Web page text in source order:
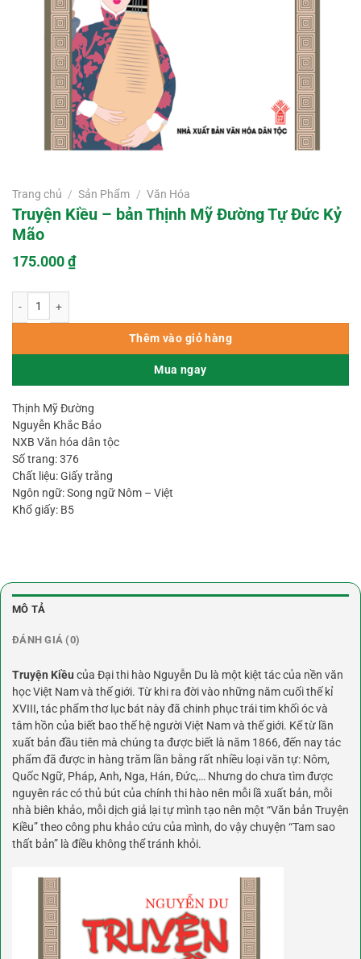
Trang chủ / Sản Phẩm / Văn Hóa
Truyện Kiều – bản Thịnh Mỹ Đường Tự Đức Kỷ
Mão
175.000₫
Thêm vào giỏ hàng
Mua ngay
Thịnh Mỹ Đường
Nguyễn Khắc Bảo
NXB Văn hóa dân tộc
Số trang: 376
Chất liệu: Giấy trắng
Ngôn ngữ: Song ngữ Nôm – Việt
Khổ giấy: B5
MÔ TẢ
ĐÁNH GIÁ (0)
Truyện Kiều của Đại thi hào Nguyễn Du là một kiệt tác của nền văn
học Việt Nam và thế giới. Từ khi ra đời vào những năm cuối thế kỉ
XVIII, tác phẩm thơ lục bát này đã chinh phục trái tim khối óc và
tâm hồn của biết bao thế hệ người Việt Nam và thế giới. Kể từ lần
xuất bản đầu tiên mà chúng ta được biết là năm 1866, đến nay tác
phẩm đã được in hàng trăm lần bằng rất nhiều loại văn tự: Nôm,
Quốc Ngữ, Pháp, Anh, Nga, Hán, Đức,… Nhưng do chưa tìm được
nguyên rác có thủ bút của chính thi hào nên mỗi lầ xuất bản, mỗi
nhà biên khảo, mỗi dịch giả lại tự mình tạo nên một “Văn bản Truyện
Kiều” theo công phu khảo cứu của mình, do vậy chuyện “Tam sao
thất bản” là điều không thể tránh khỏi.